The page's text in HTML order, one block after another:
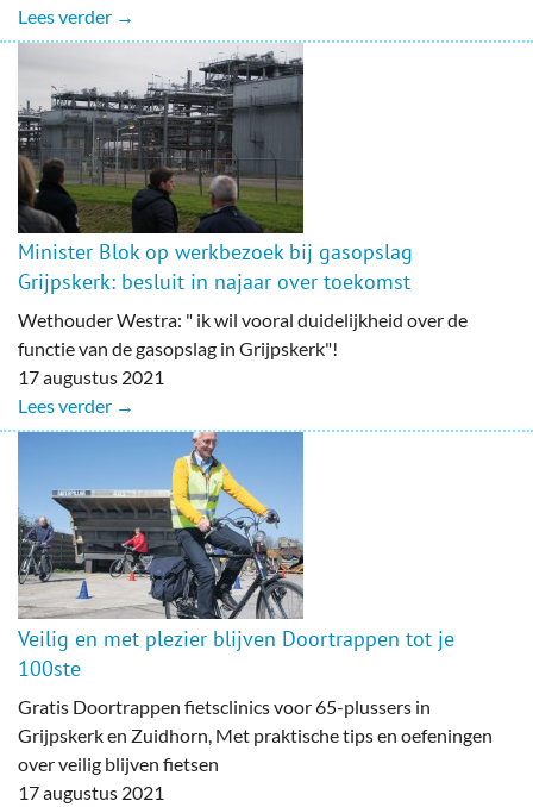
Lees verder →
Minister Blok op werkbezoek bij gasopslag
Grijpskerk: besluit in najaar over toekomst
Wethouder Westra: " ik wil vooral duidelijkheid over de
functie van de gasopslag in Grijpskerk"!
17 augustus 2021
Lees verder →
Veilig en met plezier blijven Doortrappen tot je
100ste
Gratis Doortrappen fietsclinics voor 65-plussers in
Grijpskerk en Zuidhorn, Met praktische tips en oefeningen
over veilig blijven fietsen
17 augustus 2021